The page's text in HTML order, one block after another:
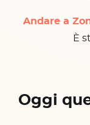
Andare a
È
Oggi